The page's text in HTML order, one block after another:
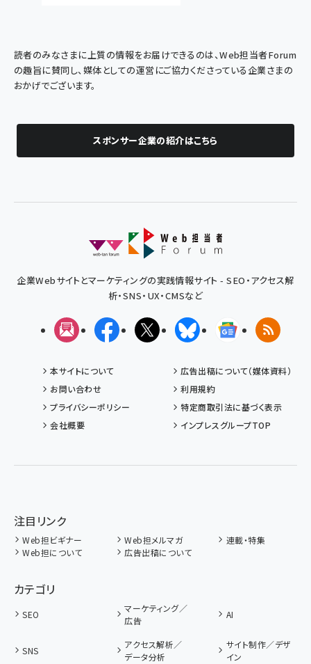
読者のみなさまに上質の情報をお届けできるのは、Web担当者Forum
の趣旨に賛同し、媒体としての運営にご協力くださっている企業さまの
おかげでございます。
スポンサー企業の紹介はこちら
企業Webサイトとマーケティングの実践情報サイト - SEO・アクセス解
析・SNS・UX・CMSなど
メルマガFacebookX(エックス)BlueskyGoogleニュ
RSS
本サイトについて
広告出稿について（媒体資料）
お問い合わせ
利用規約
プライバシーポリシー
特定商取引法に基づく表示
会社概要
インプレスグループTOP
注目リンク
Web担ビギナー Web担メルマガ
連載・特集
Web担について
広告出稿について
カテゴリ
SEO
マーケティング／
広告
AI
SNS
アクセス解析／
データ分析
サイト制作／デザ
イン